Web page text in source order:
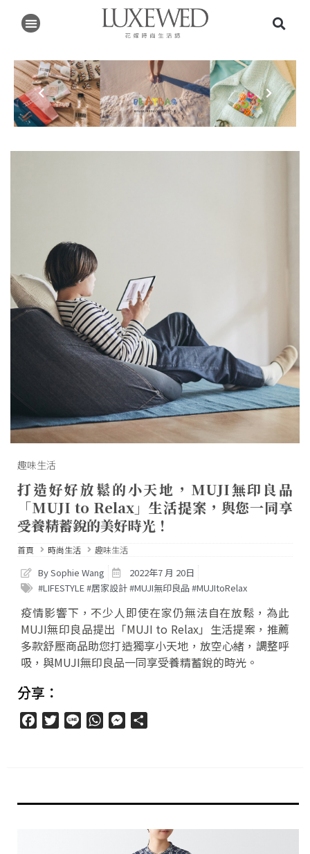
趣味生活
打造好好放鬆的小天地，MUJI無印良品
「MUJI to Relax」生活提案，與您一同享
受養精蓄銳的美好時光！
首頁 時尚生活 趣味生活
By Sophie Wang
2022年7 月 20日
#LIFESTYLE #居家設計 #MUJI無印良品 #MUJItoRelax
疫情影響下，不少人即使在家仍無法自在放鬆，為此
MUJI無印良品提出「MUJI to Relax」生活提案，推薦
多款舒壓商品助您打造獨享小天地，放空心緒，調整呼
吸，與MUJI無印良品一同享受養精蓄銳的時光。
分享：
FacebookTwitter
Line WhatsAppMessenger